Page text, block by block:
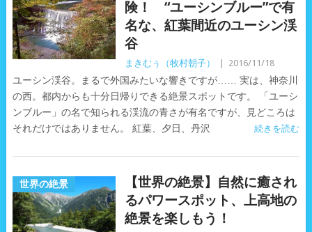
険！ “ユーシンブルー”で有
名な、紅葉間近のユーシン渓
谷
まきむぅ（牧村朝子） 2016/11/18
ユーシン渓谷。まるで外国みたいな響きですが…… 実は、神奈川
の西。都内からも十分日帰りできる絶景スポットです。 「ユーシ
ンブルー」の名で知られる渓流の青さが有名ですが、見どころは
それだけではありません。 紅葉、夕日、丹沢
続きを読む
世界の絶景
【世界の絶景】自然に癒され
るパワースポット、上高地の
絶景を楽しもう！